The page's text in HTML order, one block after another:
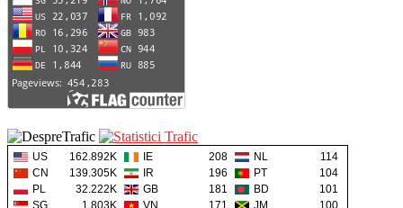
US 162.892K IE 208 NL
114
CN
139.305K IR 196 PT
104
PL
32.222K GB 181 BD
101
SG
1.803K VN 171 JM
100